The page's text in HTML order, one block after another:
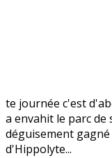
te journée c'est
a envahit le parc de
déguisement
d'Hippolyte...